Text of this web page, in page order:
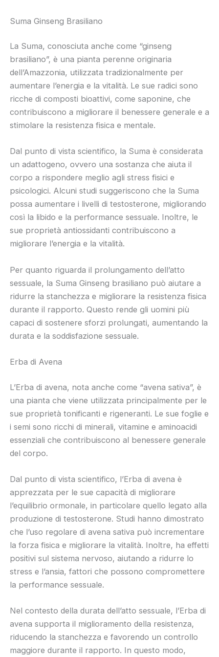
Suma Ginseng Brasiliano
La Suma, conosciuta anche come “ginseng
brasiliano”, è una pianta perenne originaria
dell’Amazzonia, utilizzata tradizionalmente per
aumentare l’energia e la vitalità. Le sue radici sono
ricche di composti bioattivi, come saponine, che
contribuiscono a migliorare il benessere generale e a
stimolare la resistenza fisica e mentale.
Dal punto di vista scientifico, la Suma è considerata
un adattogeno, ovvero una sostanza che aiuta il
corpo a rispondere meglio agli stress fisici e
psicologici. Alcuni studi suggeriscono che la Suma
possa aumentare i livelli di testosterone, migliorando
così la libido e la performance sessuale. Inoltre, le
sue proprietà antiossidanti contribuiscono a
migliorare l’energia e la vitalità.
Per quanto riguarda il prolungamento dell’atto
sessuale, la Suma Ginseng brasiliano può aiutare a
ridurre la stanchezza e migliorare la resistenza fisica
durante il rapporto. Questo rende gli uomini più
capaci di sostenere sforzi prolungati, aumentando la
durata e la soddisfazione sessuale.
Erba di Avena
L’Erba di avena, nota anche come “avena sativa”, è
una pianta che viene utilizzata principalmente per le
sue proprietà tonificanti e rigeneranti. Le sue foglie e
i semi sono ricchi di minerali, vitamine e aminoacidi
essenziali che contribuiscono al benessere generale
del corpo.
Dal punto di vista scientifico, l’Erba di avena è
apprezzata per le sue capacità di migliorare
l’equilibrio ormonale, in particolare quello legato alla
produzione di testosterone. Studi hanno dimostrato
che l’uso regolare di avena sativa può incrementare
la forza fisica e migliorare la vitalità. Inoltre, ha effetti
positivi sul sistema nervoso, aiutando a ridurre lo
stress e l’ansia, fattori che possono compromettere
la performance sessuale.
Nel contesto della durata dell’atto sessuale, l’Erba di
avena supporta il miglioramento della resistenza,
riducendo la stanchezza e favorendo un controllo
maggiore durante il rapporto. In questo modo,